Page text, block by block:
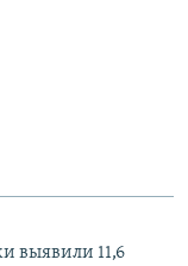
выявили 11,6